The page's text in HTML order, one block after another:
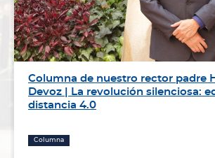
Columna de nuestro rector padre
Devoz | La revolución silenciosa:
distancia 4.0
Columna